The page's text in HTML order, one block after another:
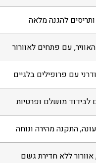
להגנה מלאה
עם פתחים לאוורור
עם פרופילים בלגיים
לבידוד מושלם ופרטיות
התקנה מהירה ונוחה
ללא חדירת גשם